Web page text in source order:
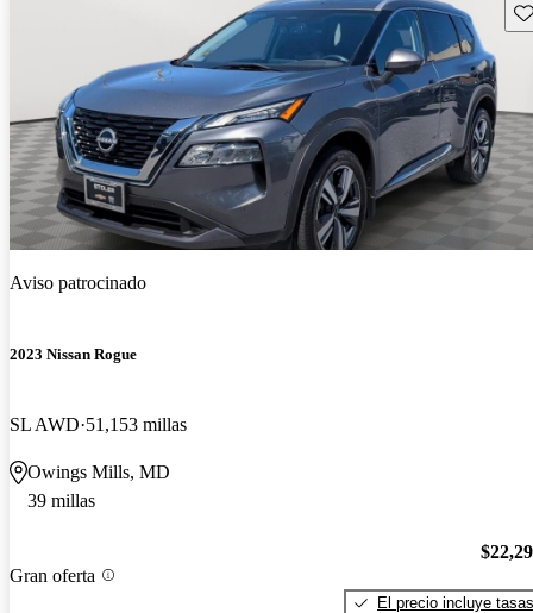
Aviso patrocinado
2023 Nissan Rogue
SL AWD 51,153 millas
Owings Mills, MD
39 millas
Gran oferta
El precio incluye tasas